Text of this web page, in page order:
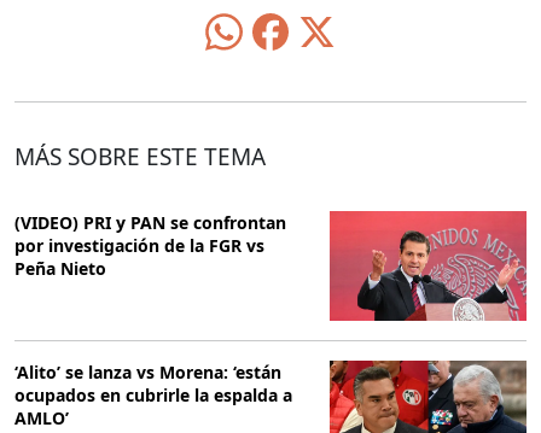
MÁS SOBRE ESTE TEMA
(VIDEO) PRI y PAN se confrontan
por investigación de la FGR vs
Peña Nieto
‘Alito’ se lanza vs Morena: ‘están
ocupados en cubrirle la espalda a
AMLO’